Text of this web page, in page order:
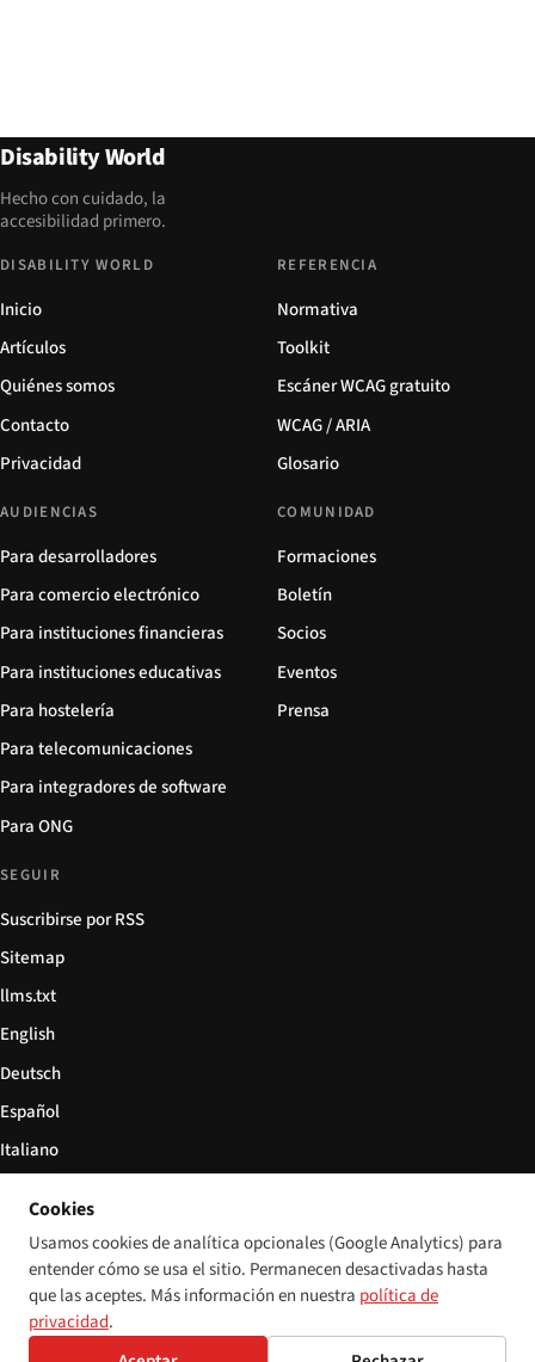
Disability World
Hecho con cuidado, la
accesibilidad primero.
DISABILITY WORLD
Inicio
Artículos
Quiénes somos
Contacto
Privacidad
REFERENCIA
Normativa
Toolkit
Escáner WCAG gratuito
WCAG / ARIA
Glosario
AUDIENCIAS
Para desarrolladores
Para comercio electrónico
Para instituciones financieras
Para instituciones educativas
Para hostelería
Para telecomunicaciones
Para integradores de software
Para ONG
COMUNIDAD
Formaciones
Boletín
Socios
Eventos
Prensa
SEGUIR
Suscribirse por RSS
Sitemap
llms.txt
English
Deutsch
Español
Italiano
© 2026 Disability World. Todos los derechos reservados. Configuración de cookies
Cookies
Usamos cookies de analítica opcionales (Google Analytics) para
entender cómo se usa el sitio. Permanecen desactivadas hasta
que las aceptes. Más información en nuestra política de
privacidad.